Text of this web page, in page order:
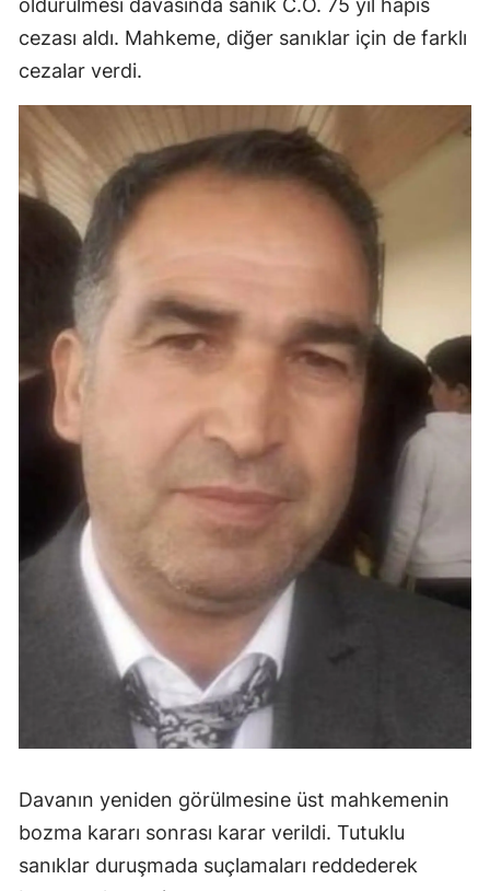
öldürülmesi davasında sanık C.O. 75 yıl hapis
cezası aldı. Mahkeme, diğer sanıklar için de farklı
cezalar verdi.
Davanın yeniden görülmesine üst mahkemenin
bozma kararı sonrası karar verildi. Tutuklu
sanıklar duruşmada suçlamaları reddederek